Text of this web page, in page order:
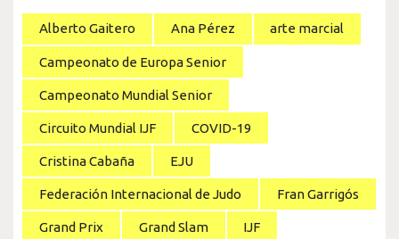
Alberto Gaitero Ana Pérez arte marcial
Campeonato de Europa Senior
Campeonato Mundial Senior
Circuito Mundial IJF COVID-19
Cristina Cabaña EJU
Federación Internacional de Judo Fran Garrigós
Grand Prix Grand Slam IJF